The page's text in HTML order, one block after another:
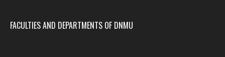
FACULTIES AND DEPARTMENTS OF DNMU